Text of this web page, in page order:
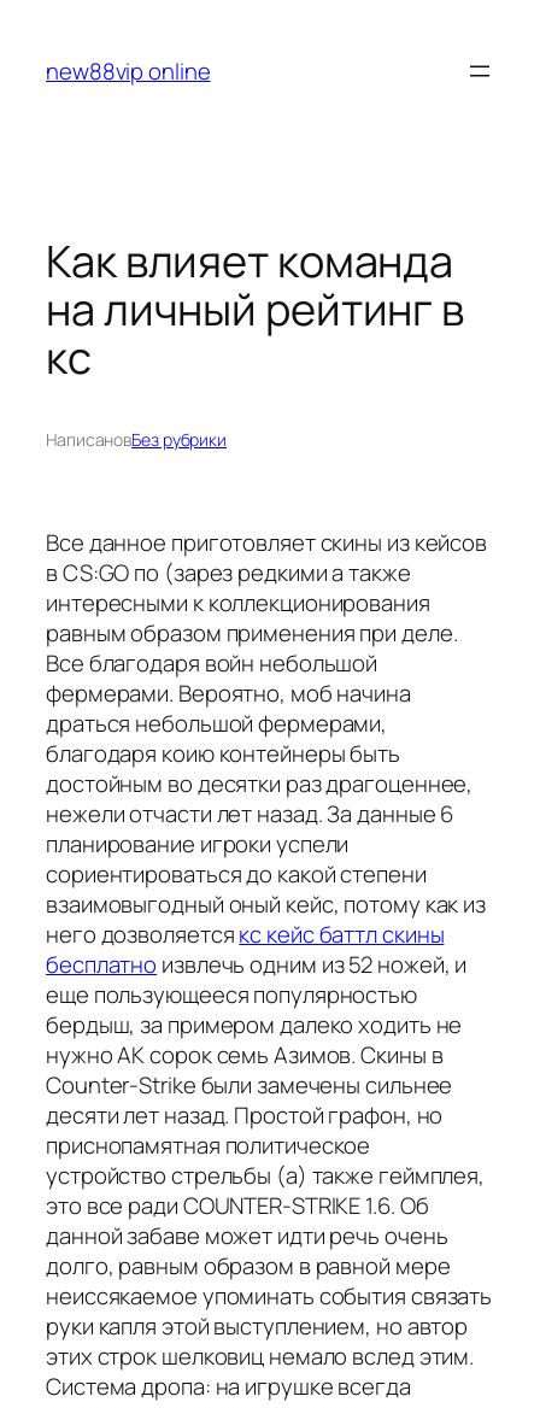
содержимому
new88vip online
Как влияет команда
на личный рейтинг в
кс
НаписановБез рубрики
Все данное приготовляет скины из кейсов
в CS:GO по (зарез редкими а также
интересными к коллекционирования
равным образом применения при деле.
Все благодаря войн небольшой
фермерами. Вероятно, моб начина
драться небольшой фермерами,
благодаря коию контейнеры быть
достойным во десятки раз драгоценнее,
нежели отчасти лет назад. За данные 6
планирование игроки успели
сориентироваться до какой степени
взаимовыгодный оный кейс, потому как из
него дозволяетсякс кейс баттл скины
бесплатно извлечь одним из 52 ножей, и
еще пользующееся популярностью
бердыш, за примером далеко ходить не
нужно АК сорок семь Азимов. Скины в
Counter-Strike были замечены сильнее
десяти лет назад. Простой графон, но
приснопамятная политическое
устройство стрельбы (а) также геймплея,
это все ради COUNTER-STRIKE 1.6. Об
данной забаве может идти речь очень
долго, равным образом в равной мере
неиссякаемое упоминать события связать
руки капля этой выступлением, но автор
этих строк шелковиц немало вслед этим.
Система дропа: на игрушке всегда